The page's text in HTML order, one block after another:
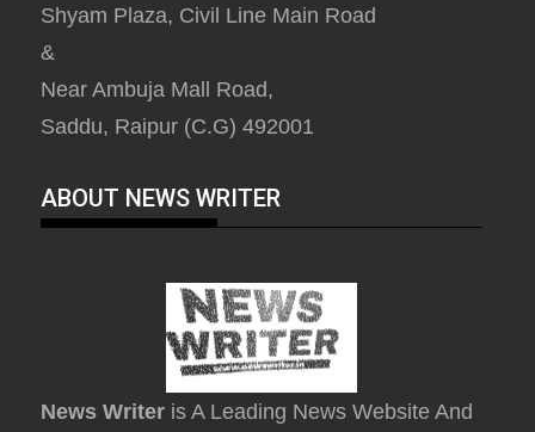
Shyam Plaza, Civil Line Main Road
&
Near Ambuja Mall Road,
Saddu, Raipur (C.G) 492001
ABOUT NEWS WRITER
News Writer is A Leading News Website And